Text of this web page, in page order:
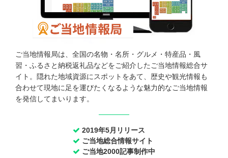
ご当地情報局は、全国の名物・名所・グルメ・特産品・風
習・ふるさと納税返礼品などをご紹介したご当地情報総合サ
イト。隠れた地域資源にスポットをあて、歴史や観光情報も
合わせて現地に足を運びたくなるような魅力的なご当地情報
を発信してまいります。
2019年5月リリース
ご当地総合情報サイト
ご当地2000記事制作中